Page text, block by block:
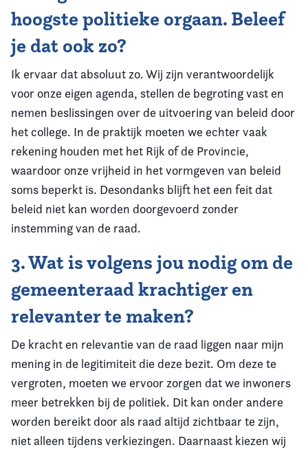
hoogste politieke orgaan. Beleef
je dat ook zo?
Ik ervaar dat absoluut zo. Wij zijn verantwoordelijk
voor onze eigen agenda, stellen de begroting vast en
nemen beslissingen over de uitvoering van beleid door
het college. In de praktijk moeten we echter vaak
rekening houden met het Rijk of de Provincie,
waardoor onze vrijheid in het vormgeven van beleid
soms beperkt is. Desondanks blijft het een feit dat
beleid niet kan worden doorgevoerd zonder
instemming van de raad.
3. Wat is volgens jou nodig om de
gemeenteraad krachtiger en
relevanter te maken?
De kracht en relevantie van de raad liggen naar mijn
mening in de legitimiteit die deze bezit. Om deze te
vergroten, moeten we ervoor zorgen dat we inwoners
meer betrekken bij de politiek. Dit kan onder andere
worden bereikt door als raad altijd zichtbaar te zijn,
niet alleen tijdens verkiezingen. Daarnaast kiezen wij